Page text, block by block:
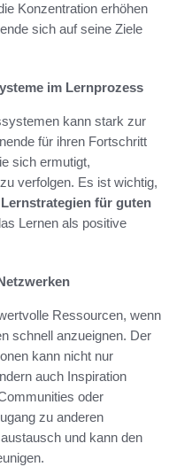
Konzentration erhöhen
sich auf seine Ziele
im Lernprozess
kann stark zur
für ihren Fortschritt
sich ermutigt,
verfolgen. Es ist wichtig,
Lernstrategien für guten
Lernen als positive
Ressourcen, wenn
schnell anzueignen. Der
kann nicht nur
auch Inspiration
oder
zu anderen
und kann den